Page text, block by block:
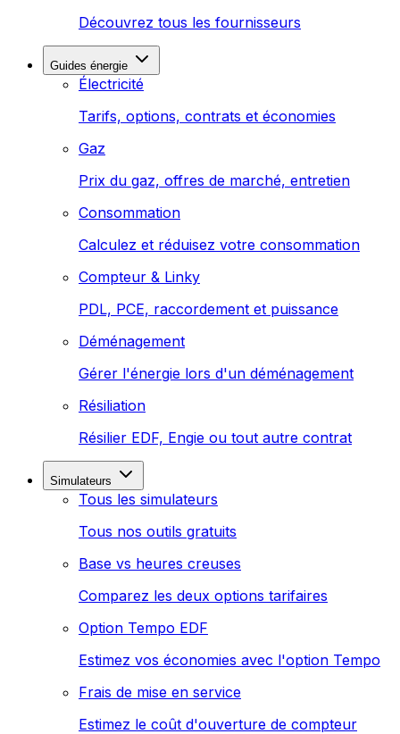
Découvrez tous les fournisseurs
Guides énergie
Électricité
Tarifs, options, contrats et économies
Gaz
Prix du gaz, offres de marché, entretien
Consommation
Calculez et réduisez votre consommation
Compteur & Linky
PDL, PCE, raccordement et puissance
Déménagement
Gérer l'énergie lors d'un déménagement
Résiliation
Résilier EDF, Engie ou tout autre contrat
Simulateurs
Tous les simulateurs
Tous nos outils gratuits
Base vs heures creuses
Comparez les deux options tarifaires
Option Tempo EDF
Estimez vos économies avec l'option Tempo
Frais de mise en service
Estimez le coût d'ouverture de compteur